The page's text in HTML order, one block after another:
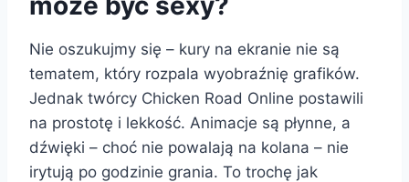
Nie oszukujmy się – kury na ekranie nie są
tematem, który rozpala wyobraźnię grafików.
Jednak twórcy Chicken Road Online postawili
na prostotę i lekkość. Animacje są płynne, a
dźwięki – choć nie powalają na kolana – nie
irytują po godzinie grania. To trochę jak